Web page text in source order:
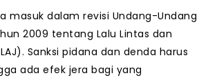
masuk dalam revisi Undang-Undang
2009 tentang Lalu Lintas dan
Sanksi pidana dan denda harus
ada efek jera bagi yang